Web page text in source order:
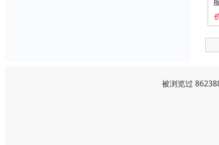
被浏览过